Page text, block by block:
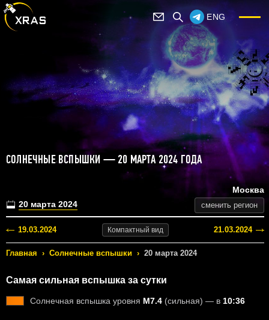
ENG
СОЛНЕЧНЫЕ ВСПЫШКИ — 20 МАРТА 2024 ГОДА
20 марта 2024
Москва
сменить регион
19.03.2024 Компактный вид 21.03.2024
Главная › Солнечные вспышки › 20 марта 2024
Самая сильная вспышка за сутки
Солнечная вспышка уровня M7.4 (сильная) — в 10:36